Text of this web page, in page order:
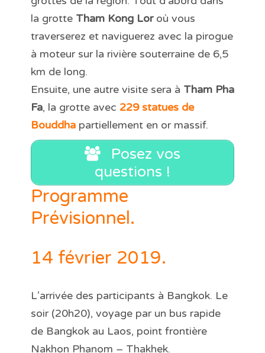
la grotte Tham Kong Loroù vous
traverserez et naviguerez avec la pirogue
à moteur sur la rivière souterraine de 6,5
km de long.
Ensuite, une autre visite sera à Tham Pha
Fa, la grotte avec 229 statues de
Bouddha partiellement en or massif.
Posez vos
questions !
Programme
Prévisionnel.
14 février 2019.
L’arrivée des participants à Bangkok. Le
soir (20h20), voyage par un bus rapide
de Bangkok au Laos, point frontière
Nakhon Phanom – Thakhek.